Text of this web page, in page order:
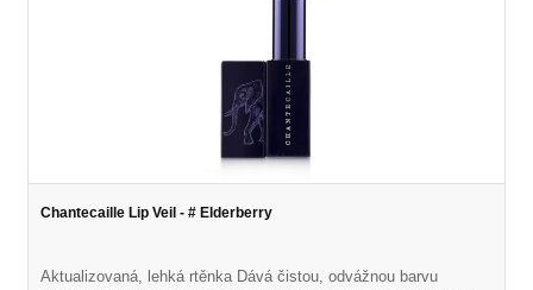
Chantecaille Lip Veil - # Elderberry
Aktualizovaná, lehká rtěnka Dává čistou, odvážnou barvu